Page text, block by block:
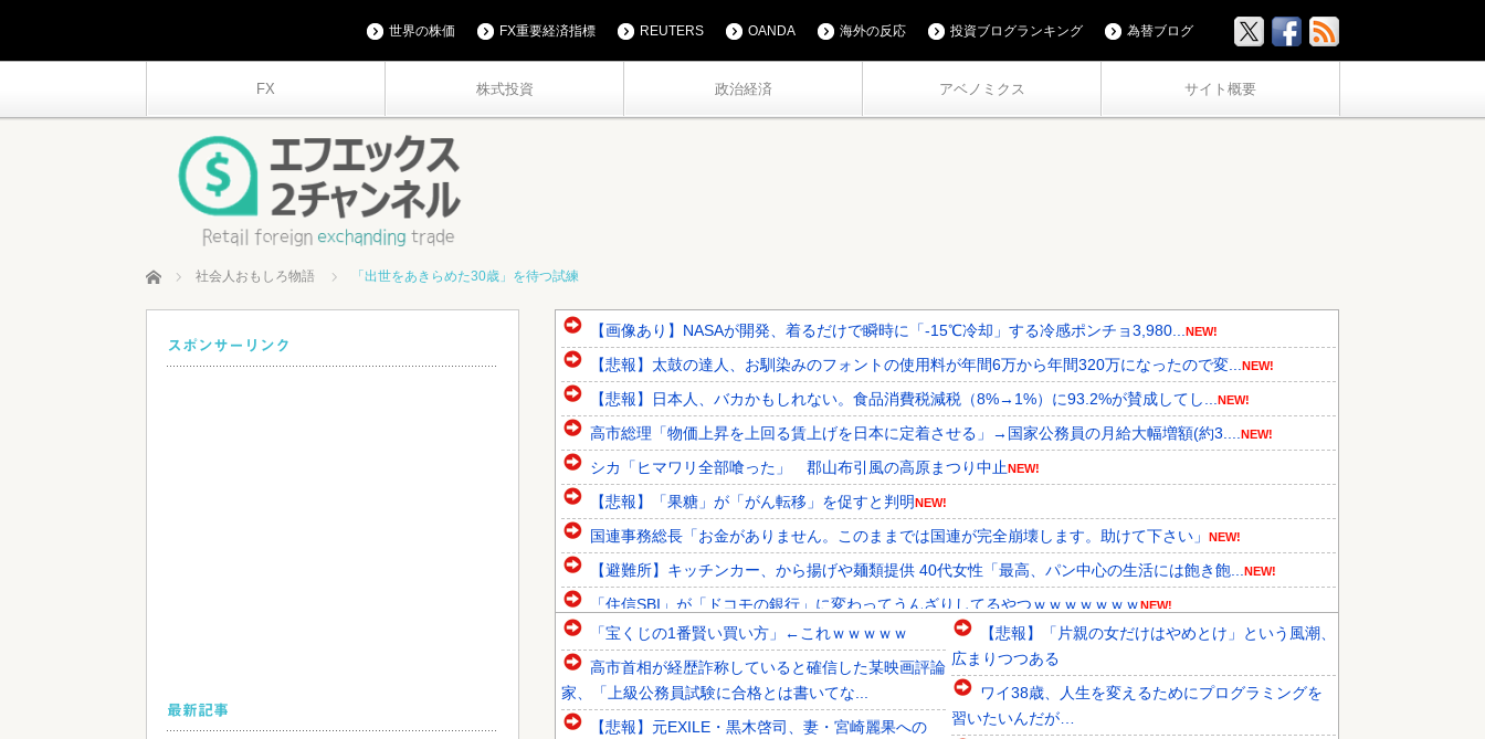
FX 株式投資 政治経済 アベノミクス サイト概要
世界の株価 FX重要経済指標 REUTERS OANDA 海外の反応 投資ブログランキング 為替ブログ
ホーム 社会人おもしろ物語 「出世をあきらめた30歳」を待つ試練
【画像あり】NASAが開発、着るだけで瞬時に「-15℃冷却」する冷感ポンチョ3,980... NEW!
【悲報】太鼓の達人、お馴染みのフォントの使用料が年間6万から年間320万になったので変... NEW!
【悲報】日本人、バカかもしれない。食品消費税減税（8%→1%）に93.2%が賛成してし... NEW!
高市総理「物価上昇を上回る賃上げを日本に定着させる」→国家公務員の月給大幅増額(約3.... NEW!
シカ「ヒマワリ全部喰った」 郡山布引風の高原まつり中止NEW!
【悲報】「果糖」が「がん転移」を促すと判明NEW!
国連事務総長「お金がありません。このままでは国連が完全崩壊します。助けて下さい」 NEW!
【避難所】キッチンカー、から揚げや麺類提供 40代女性「最高、パン中心の生活には飽き飽... NEW!
「住信SBI」が「ドコモの銀行」に変わってうんざりしてるやつｗｗｗｗｗｗｗNEW!
韓国人「大韓サッカー協会が過去に20人の外国人審判らに不謹慎接待をしていた証拠が揃いな...
韓国人「欧州メディアがロンドン五輪銅メダルはく奪の可能性を報道！韓国が外国人審判団に不...
韓国人「韓国サッカー協会関係者が『不適切接待は慣行だった』と衝撃発言！日韓ワールドカッ...
「宝くじの1番賢い買い方」←これｗｗｗｗｗ
高市首相が経歴詐称していると確信した某映画評論
家、「上級公務員試験に合格とは書いてな...
【悲報】元EXILE・黒木啓司、妻・宮崎麗果への
【悲報】「片親の女だけはやめとけ」という風潮、
広まりつつある
ワイ38歳、人生を変えるためにプログラミングを
習いたいんだが…
スポンサーリンク
最新記事